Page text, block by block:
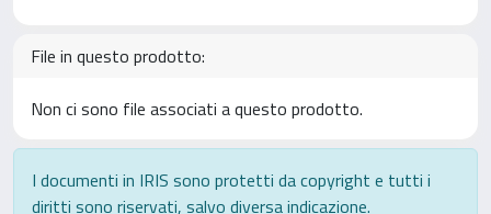
File in questo prodotto:
Non ci sono file associati a questo prodotto.
I documenti in IRIS sono protetti da copyright e tutti i
diritti sono riservati, salvo diversa indicazione.